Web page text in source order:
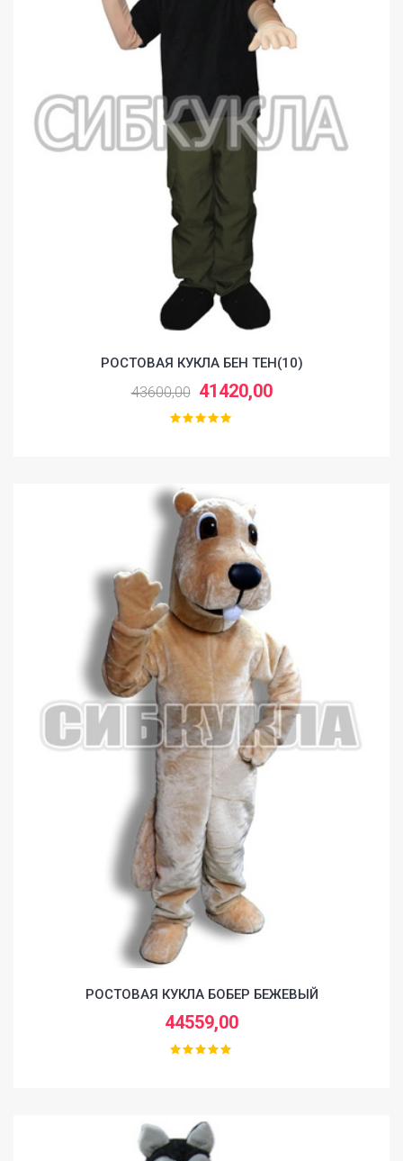
РОСТОВАЯ КУКЛА БЕН ТЕН(10)
43600,00 41420,00
РОСТОВАЯ КУКЛА БОБЕР БЕЖЕВЫЙ
44559,00